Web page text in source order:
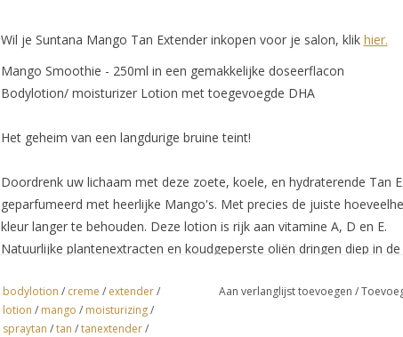
Wil je Suntana Mango Tan Extender inkopen voor je salon, klik hier.
Mango Smoothie - 250ml in een gemakkelijke doseerflacon
Bodylotion/ moisturizer Lotion met toegevoegde DHA
Het geheim van een langdurige bruine teint!
Doordrenk uw lichaam met deze zoete, koele, en hydraterende Tan
geparfumeerd met heerlijke Mango's. Met precies de juiste
kleur langer te behouden. Deze lotion is rijk aan vitamine A, D en E.
Natuurlijke plantenextracten en koudgeperste oliën dringen diep in
glad.
ingrediënten: Aqua (water) Isopropyl, Myristate, Propylene Glycol,
bodylotion / creme / extender/
lotion / mango / moisturizing/
spraytan /tan /tanextender/
Aan verlanglijst toevoegen /